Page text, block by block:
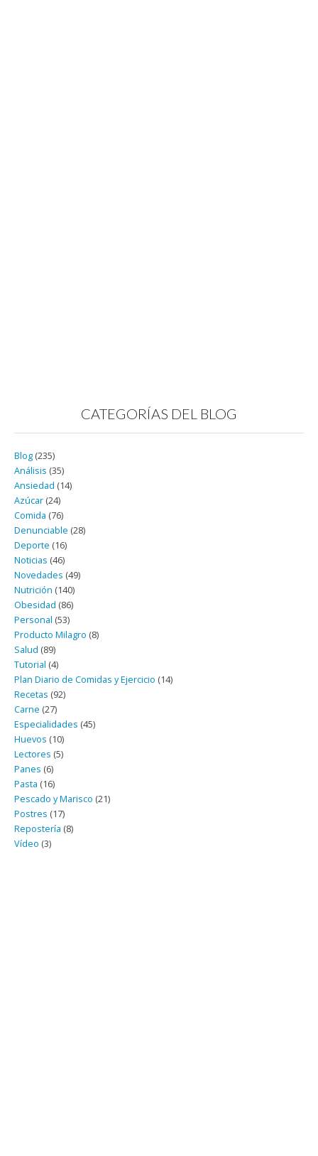
CATEGORÍAS DEL BLOG
Blog (235)
Análisis (35)
Ansiedad (14)
Azúcar (24)
Comida (76)
Denunciable (28)
Deporte (16)
Noticias (46)
Novedades (49)
Nutrición (140)
Obesidad (86)
Personal (53)
Producto Milagro (8)
Salud (89)
Tutorial (4)
Plan Diario de Comidas y Ejercicio (14)
Recetas (92)
Carne (27)
Especialidades (45)
Huevos (10)
Lectores (5)
Panes (6)
Pasta (16)
Pescado y Marisco (21)
Postres (17)
Repostería (8)
Vídeo (3)